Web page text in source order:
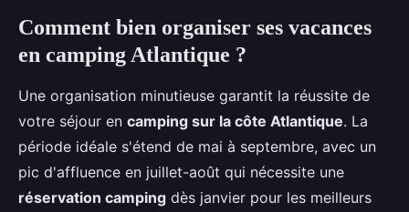
Comment bien organiser ses vacances
en camping Atlantique ?
Une organisation minutieuse garantit la réussite de
votre séjour en camping sur la côte Atlantique. La
période idéale s'étend de mai à septembre, avec un
pic d'affluence en juillet-août qui nécessite une
réservation camping dès janvier pour les meilleurs